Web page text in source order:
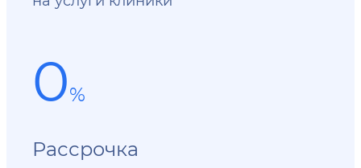
0%
Рассрочка